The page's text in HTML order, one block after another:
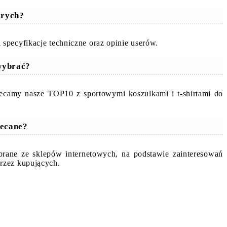
techniczne oraz opinie userów.
nasze TOP10 z sportowymi koszulkami i t-shirtami do
ze sklepów internetowych, na podstawie zainteresowań
kupujących.